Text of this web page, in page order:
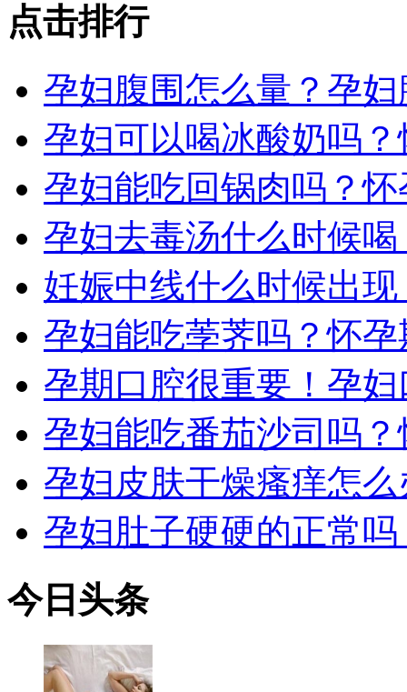
点击排行
孕妇腹围怎么量？孕
孕妇可以喝冰酸奶吗
孕妇能吃回锅肉吗？
孕妇去毒汤什么时候
妊娠中线什么时候出
孕妇能吃荸荠吗？怀
孕期口腔很重要！孕
孕妇能吃番茄沙司吗
孕妇皮肤干燥瘙痒怎
孕妇肚子硬硬的正常
今日 头条